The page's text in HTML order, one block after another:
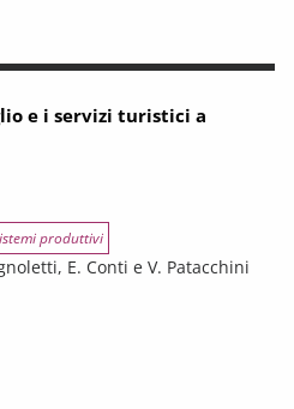
TRANSIZIONE DEMOGRAFICA. Gli
e i servizi turistici a
produttivi
E. Conti e V. Patacchini
turistici a Livorno